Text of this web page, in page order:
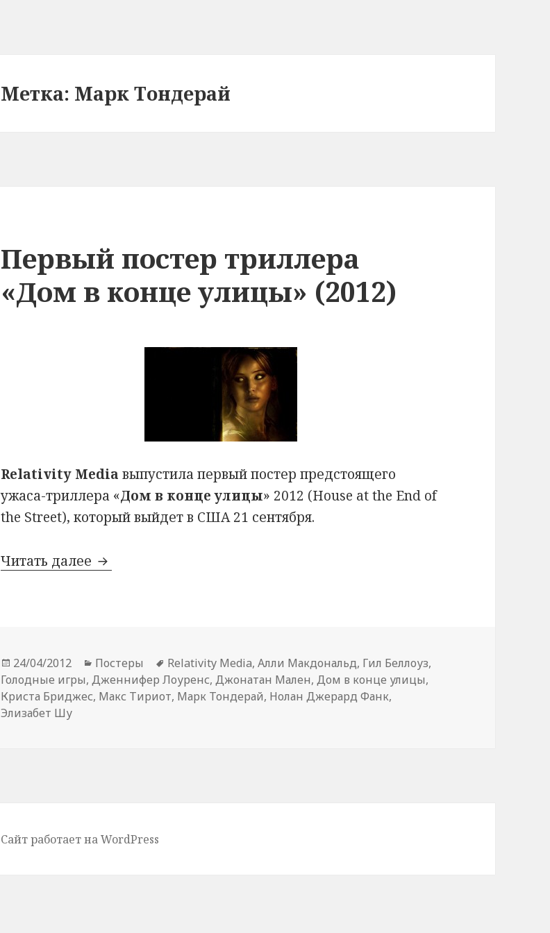
Метка: Марк Тондерай
Первый постер триллера
«Дом в конце улицы» (2012)
Relativity Media выпустила первый постер предстоящего
ужаса-триллера «Дом в конце улицы» 2012 (House at the End of
the Street), который выйдет в США 21 сентября.
Читать далее Первый постер триллера «Дом в конце улицы» (2012)
Опубликовано
24/04/2012 Рубрики
Постеры Метки
Relativity Media,Алли Макдональд, Гил Беллоуз,
Голодные игры,Дженнифер Лоуренс,Джонатан Мален,Дом в конце улицы,
Криста Бриджес, Макс Тириот, Марк Тондерай, Нолан Джерард Фанк,
Элизабет Шу
Сайт работает на WordPress